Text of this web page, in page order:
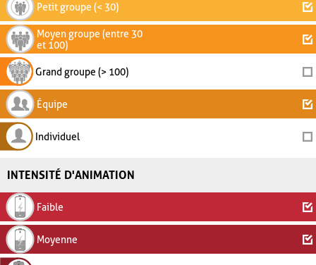
Petit groupe (< 30)
Moyen groupe (entre 30
et 100)
Grand groupe (> 100)
Équipe
Individuel
INTENSITÉ D'ANIMATION
Faible
Moyenne